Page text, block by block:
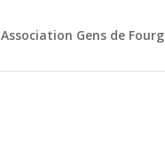
Association Gens de Fourg